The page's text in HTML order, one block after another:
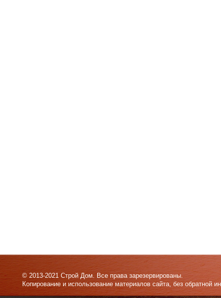
© 2013-2021 Строй Дом. Все права зарезервированы.
Копирование и использование материалов сайта, без обратной